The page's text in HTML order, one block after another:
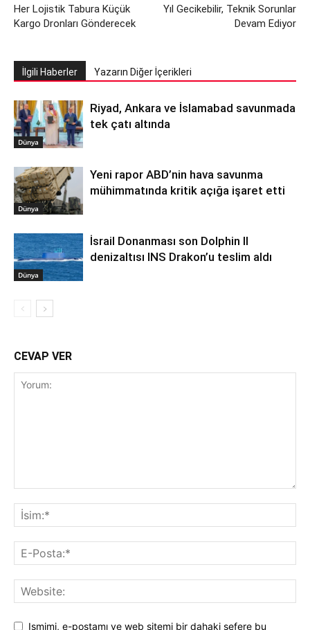
Her Lojistik Tabura Küçük
Kargo Dronları Gönderecek
Yıl Gecikebilir, Teknik Sorunlar
Devam Ediyor
İlgili Haberler Yazarın Diğer İçerikleri
Dünya
Riyad, Ankara ve İslamabad savunmada
tek çatı altında
Dünya
Yeni rapor ABD’nin hava savunma
mühimmatında kritik açığa işaret etti
Dünya
İsrail Donanması son Dolphin II
denizaltısı INS Drakon’u teslim aldı
CEVAP VER
Ismimi, e-postamı ve web sitemi bir dahaki sefere bu